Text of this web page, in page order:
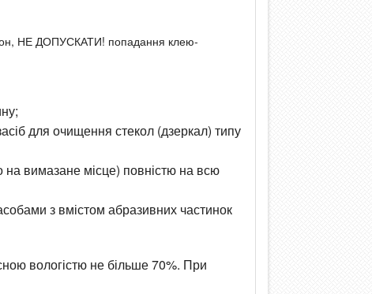
НЕ ДОПУСКАТИ! попадання клею-
для очищення стекол (дзеркал) типу
вимазане місце) повністю на всю
з вмістом абразивних частинок
вологістю не більше 70%. При